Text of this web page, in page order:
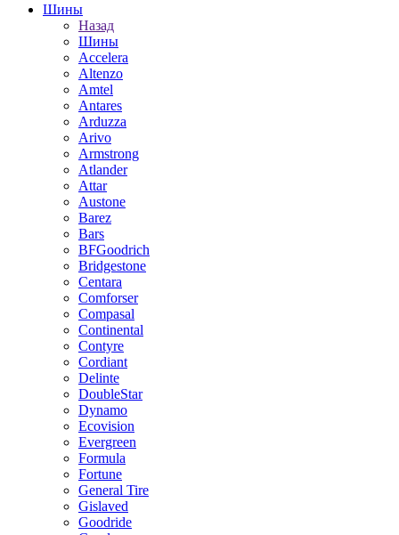
Шины
Назад
Шины
Accelera
Altenzo
Amtel
Antares
Arduzza
Arivo
Armstrong
Atlander
Attar
Austone
Barez
Bars
BFGoodrich
Bridgestone
Centara
Comforser
Compasal
Continental
Contyre
Cordiant
Delinte
DoubleStar
Dynamo
Ecovision
Evergreen
Formula
Fortune
General Tire
Gislaved
Goodride